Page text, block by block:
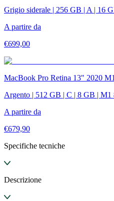
Grigio siderale | 256 GB | A | 16
A partire da
€699,00
MacBook Pro Retina 13" 2020 M1
Argento | 512 GB | C | 8 GB | M1
A partire da
€679,90
Specifiche tecniche
Descrizione